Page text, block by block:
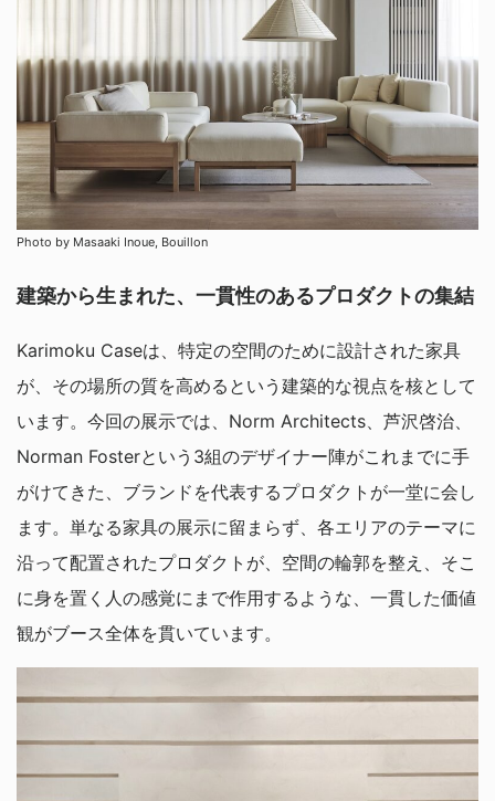
Photo by Masaaki Inoue, Bouillon
建築から生まれた、一貫性のあるプロダクトの集結
Karimoku Caseは、特定の空間のために設計された家具
が、その場所の質を高めるという建築的な視点を核として
います。今回の展示では、Norm Architects、芦沢啓治、
Norman Fosterという3組のデザイナー陣がこれまでに手
がけてきた、ブランドを代表するプロダクトが一堂に会し
ます。単なる家具の展示に留まらず、各エリアのテーマに
沿って配置されたプロダクトが、空間の輪郭を整え、そこ
に身を置く人の感覚にまで作用するような、一貫した価値
観がブース全体を貫いています。